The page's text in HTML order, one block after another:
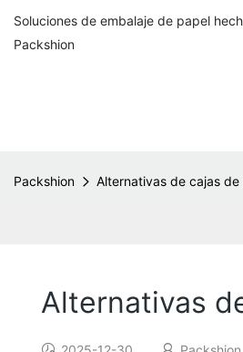
Soluciones de embalaje de papel
Packshion
Packshion Alternativas de cajas
Alternativas